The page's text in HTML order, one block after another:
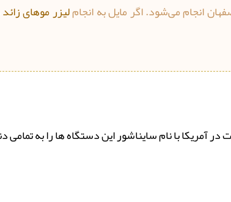
انجام می‌شود. اگر مایل به انجاملیزر موهای زائد